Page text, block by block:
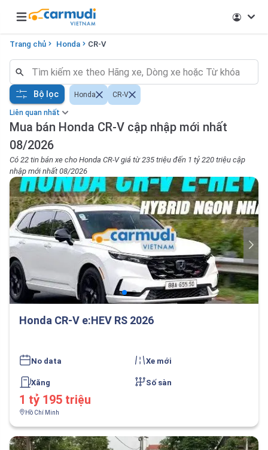
Open main menu
Trang chủ Honda CR-V
Liên quan nhất
Mua bán Honda CR-V cập nhập mới nhất
08/2026
Có 22 tin bán xe cho Honda CR-V giá từ 235 triệu đến 1 tỷ 220 triệu cập
nhập mới nhất 08/2026
Bộ lọc Honda CR-V
Honda CR-V e:HEV RS 2026
No data Xe mới
Xăng Số sàn
1 tỷ 195 triệu
Hồ Chí Minh